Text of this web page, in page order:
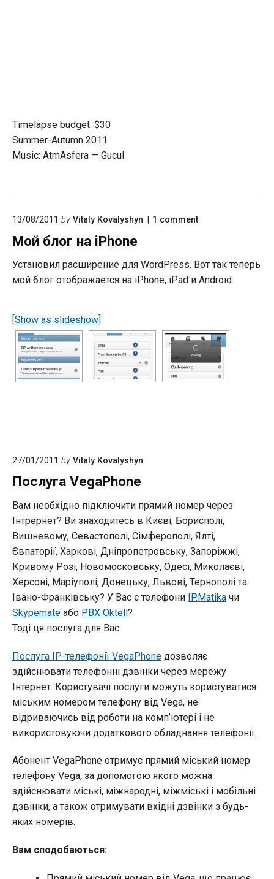
Timelapse budget: $30
Summer-Autumn 2011
Music: AtmAsfera — Gucul
13/08/2011 by Vitaly Kovalyshyn 1 commenton
iPhone"
Мой блог на iPhone
Установил расширение для WordPress. Вот так теперь
мой блог отображается на iPhone, iPad и Android:
[Show as slideshow]
27/01/2011 by Vitaly Kovalyshyn
Послуга VegaPhone
Вам необхідно підключити прямий номер через
Інтрернет? Ви знаходитесь в Києві, Борисполі,
Вишневому, Севастополі, Сімферополі, Ялті,
Євпаторії, Харкові, Дніпропетровську, Запоріжжі,
Кривому Розі, Новомосковську, Одесі, Миколаєві,
Херсоні, Маріуполі, Донецьку, Львові, Тернополі та
Івано-Франківську? У Вас є телефони IP.Matika чи
Skypemate або PBX Oktell?
Тоді ця послуга для Вас:
Послуга IP-телефонії VegaPhone дозволяє
здійснювати телефонні дзвінки через мережу
Інтернет. Користувачі послуги можуть користуватися
міським номером телефону від Vega, не
відриваючись від роботи на комп’ютері і не
використовуючи додаткового обладнання телефонії.
Абонент VegaPhone отримує прямий міський номер
телефону Vega, за допомогою якого можна
здійснювати міські, міжнародні, міжміські і мобільні
дзвінки, а також отримувати вхідні дзвінки з будь-
яких номерів.
Вам сподобаються: